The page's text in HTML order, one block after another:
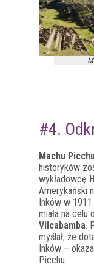
#4.
Machu
historyków
wykładowcę
Amerykański
Inków w
miała na celu
Vilcabamba.
myślał, że
Inków –
Picchu.